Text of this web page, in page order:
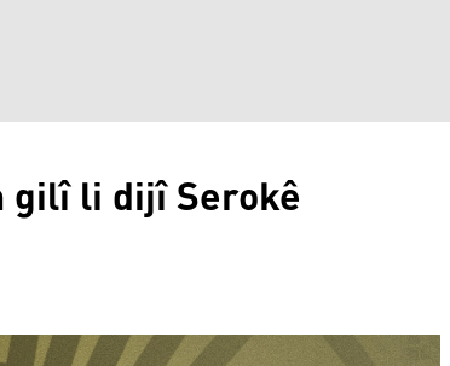
gilî li dijî Serokê